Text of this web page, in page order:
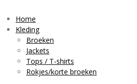
Home
Kleding
Broeken
Jackets
Tops / T-shirts
Rokjes/korte broeken